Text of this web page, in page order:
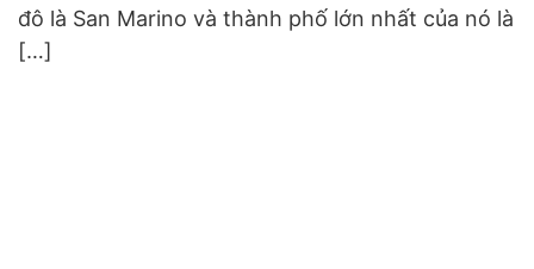
đô là San Marino và thành phố lớn nhất của nó là
[…]